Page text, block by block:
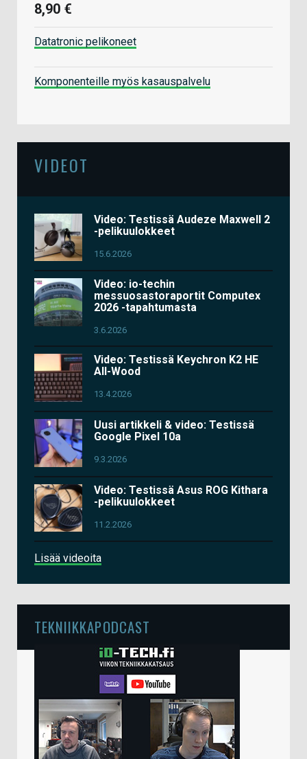
8,90 €
Datatronic pelikoneet
Komponenteille myös kasauspalvelu
VIDEOT
Video: Testissä Audeze Maxwell 2
-pelikuulokkeet
15.6.2026
Video: io-techin
messuosastoraportit Computex
2026 -tapahtumasta
3.6.2026
Video: Testissä Keychron K2 HE
All-Wood
13.4.2026
Uusi artikkeli & video: Testissä
Google Pixel 10a
9.3.2026
Video: Testissä Asus ROG Kithara
-pelikuulokkeet
11.2.2026
Lisää videoita
TEKNIIKKAPODCAST